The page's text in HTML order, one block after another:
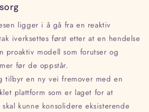
ligger i å gå fra en reaktiv
iverksettes først etter at en hendelse
proaktiv modell som forutser og
før de oppstår.
tilbyr en ny vei fremover med en
plattform som er laget for at
skal kunne konsolidere eksisterende